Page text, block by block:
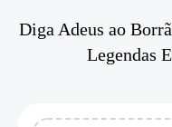
Diga Adeus ao
Legendas